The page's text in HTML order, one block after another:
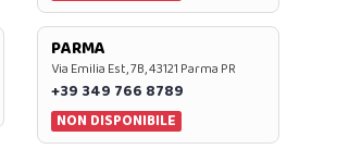
PARMA
Via Emilia Est, 7B, 43121 Parma PR
+39 349 766 8789
NON DISPONIBILE